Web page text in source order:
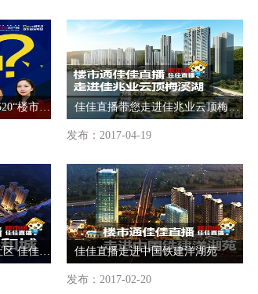
釜底抽薪OR火上浇油？520“楼市新政”细则解读 佳佳直播带您走进佳兆业云顶梅溪湖
发布：2017-04-19
城市绿心里的亲子主题社区 佳佳直播走进中建嘉和城 佳佳直播走进中国铁建洋湖苑
发布：2017-02-20